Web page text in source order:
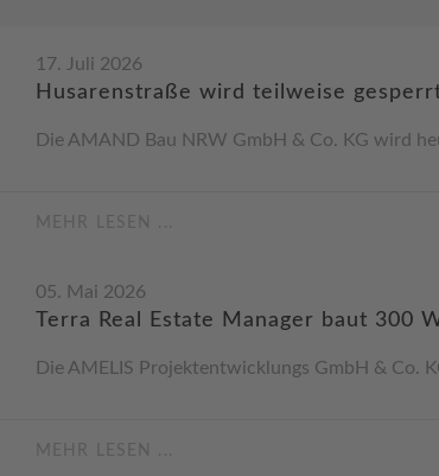
17. Juli 2026
Husarenstraße wird teilweise
Die AMAND Bau NRW GmbH & Co. KG wird
MEHR LESEN ...
05. Mai 2026
Terra Real Estate Manager baut 300
Die AMELIS Projektentwicklungs GmbH & Co.
MEHR LESEN ...